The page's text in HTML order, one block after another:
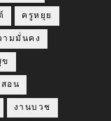
ครูหยุย
ามมั่นคง
ข
อน
งานบวช